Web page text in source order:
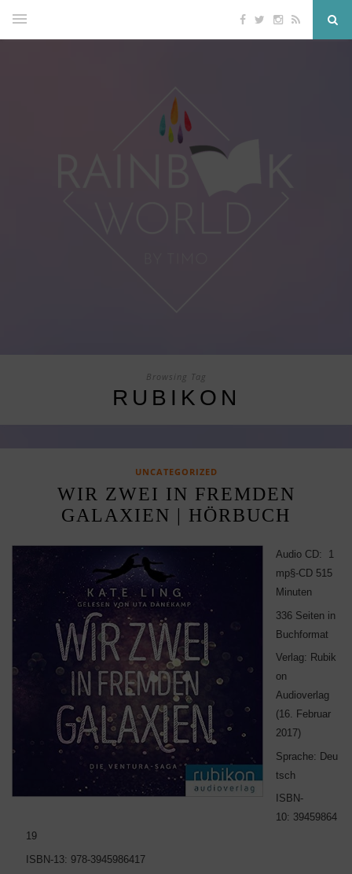
Browsing Tag
RUBIKON
UNCATEGORIZED
WIR ZWEI IN FREMDEN
GALAXIEN | HÖRBUCH
Audio CD: 1
mp§-CD 515
Minuten
336 Seiten in
Buchformat
Verlag: Rubik
on
Audioverlag
(16. Februar
2017)
Sprache: Deu
tsch
ISBN-
10: 39459864
19
ISBN-13: 978-3945986417